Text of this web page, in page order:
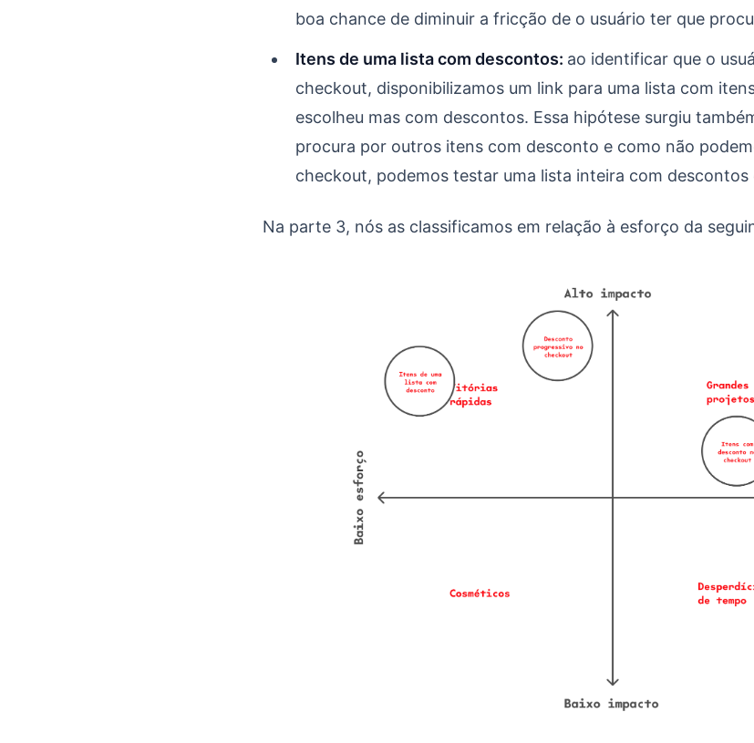
boa chance de diminuir a fricção de o usuário ter que
Itens de uma lista com descontos: ao identificar que o
checkout, disponibilizamos um link para uma lista com
escolheu mas com descontos. Essa hipótese surgiu
procura por outros itens com desconto e como não
checkout, podemos testar uma lista inteira com descontos
Na parte 3, nós as classificamos em relação à esforço da